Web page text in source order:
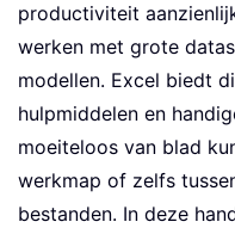
productiviteit
werken met grote
modellen. Excel biedt
hulpmiddelen en
moeiteloos van blad
werkmap of zelfs
bestanden. In deze